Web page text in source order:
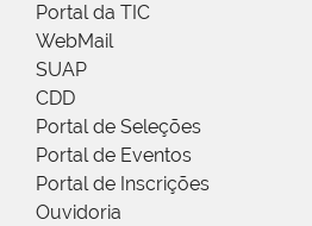
Portal da TIC
WebMail
SUAP
CDD
Portal de Seleções
Portal de Eventos
Portal de Inscrições
Ouvidoria